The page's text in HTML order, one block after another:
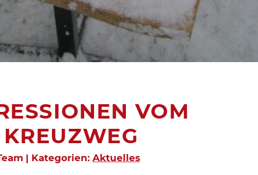
VOM
| Kategorien: Aktuelles